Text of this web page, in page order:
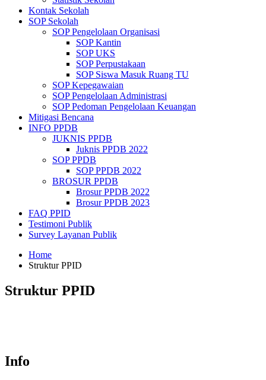
Kontak Sekolah
SOP Sekolah
SOP Pengelolaan Organisasi
SOP Kantin
SOP UKS
SOP Perpustakaan
SOP Siswa Masuk Ruang TU
SOP Kepegawaian
SOP Pengelolaan Administrasi
SOP Pedoman Pengelolaan Keuangan
Mitigasi Bencana
INFO PPDB
JUKNIS PPDB
Juknis PPDB 2022
SOP PPDB
SOP PPDB 2022
BROSUR PPDB
Brosur PPDB 2022
Brosur PPDB 2023
FAQ PPID
Testimoni Publik
Survey Layanan Publik
Home
Struktur PPID
Struktur PPID
Info